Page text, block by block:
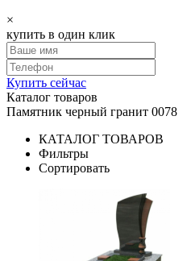
×
купить в один клик
Купить сейчас
Каталог товаров
Памятник черный гранит 0078
КАТАЛОГ ТОВАРОВ
Фильтры
Сортировать